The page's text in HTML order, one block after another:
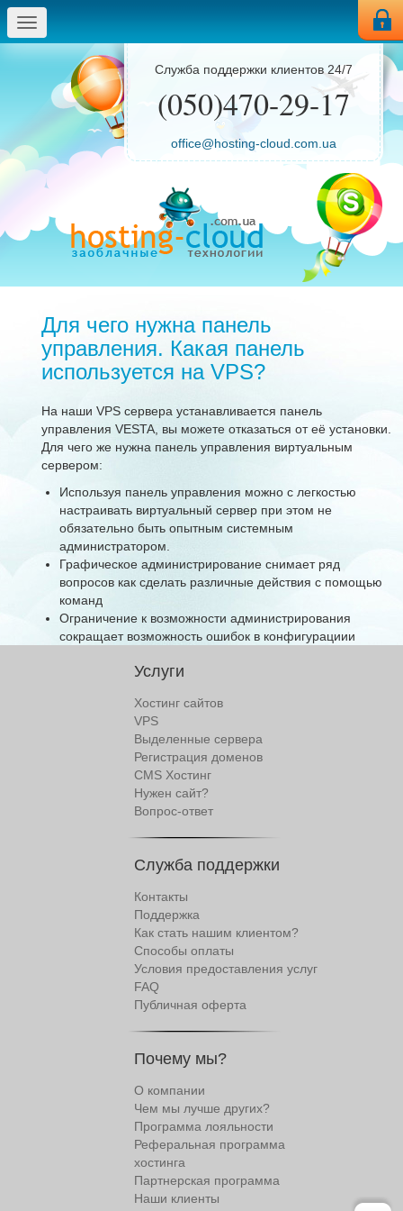
Меню
Служба поддержки клиентов 24/7
(050)470-29-17
office@hosting-cloud.com.ua
Для чего нужна панель
управления. Какая панель
используется на VPS?
На наши VPS сервера устанавливается панель
управления VESTA, вы можете отказаться от её установки.
Для чего же нужна панель управления виртуальным
сервером:
Используя панель управления можно с легкостью
настраивать виртуальный сервер при этом не
обязательно быть опытным системным
администратором.
Графическое администрирование снимает ряд
вопросов как сделать различные действия с помощью
команд
Ограничение к возможности администрирования
сокращает возможность ошибок в конфигурациии
Услуги
Хостинг сайтов
VPS
Выделенные сервера
Регистрация доменов
CMS Хостинг
Нужен сайт?
Вопрос-ответ
Служба поддержки
Контакты
Поддержка
Как стать нашим клиентом?
Способы оплаты
Условия предоставления услуг
FAQ
Публичная оферта
Почему мы?
О компании
Чем мы лучше других?
Программа лояльности
Реферальная программа
хостинга
Партнерская программа
Наши клиенты